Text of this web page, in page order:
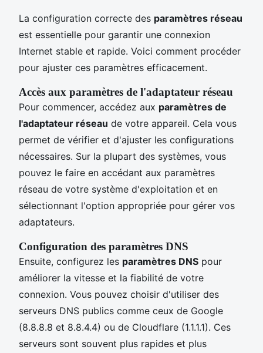
La configuration correcte des paramètres réseau
est essentielle pour garantir une connexion
Internet stable et rapide. Voici comment procéder
pour ajuster ces paramètres efficacement.
Accès aux paramètres de l'adaptateur réseau
Pour commencer, accédez aux paramètres de
l'adaptateur réseau de votre appareil. Cela vous
permet de vérifier et d'ajuster les configurations
nécessaires. Sur la plupart des systèmes, vous
pouvez le faire en accédant aux paramètres
réseau de votre système d'exploitation et en
sélectionnant l'option appropriée pour gérer vos
adaptateurs.
Configuration des paramètres DNS
Ensuite, configurez les paramètres DNS pour
améliorer la vitesse et la fiabilité de votre
connexion. Vous pouvez choisir d'utiliser des
serveurs DNS publics comme ceux de Google
(8.8.8.8 et 8.8.4.4) ou de Cloudflare (1.1.1.1). Ces
serveurs sont souvent plus rapides et plus